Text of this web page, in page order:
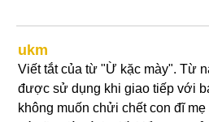
ukm
Viết tắt của từ "Ừ kặc mày". Từ
được sử dụng khi giao tiếp với
không muốn chửi chết con đĩ